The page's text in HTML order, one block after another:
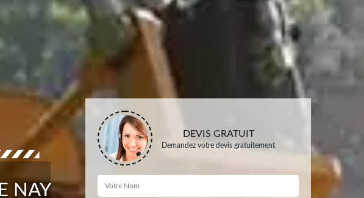
NAY
DEVIS GRATUIT
Demandez votre devis gratuitement